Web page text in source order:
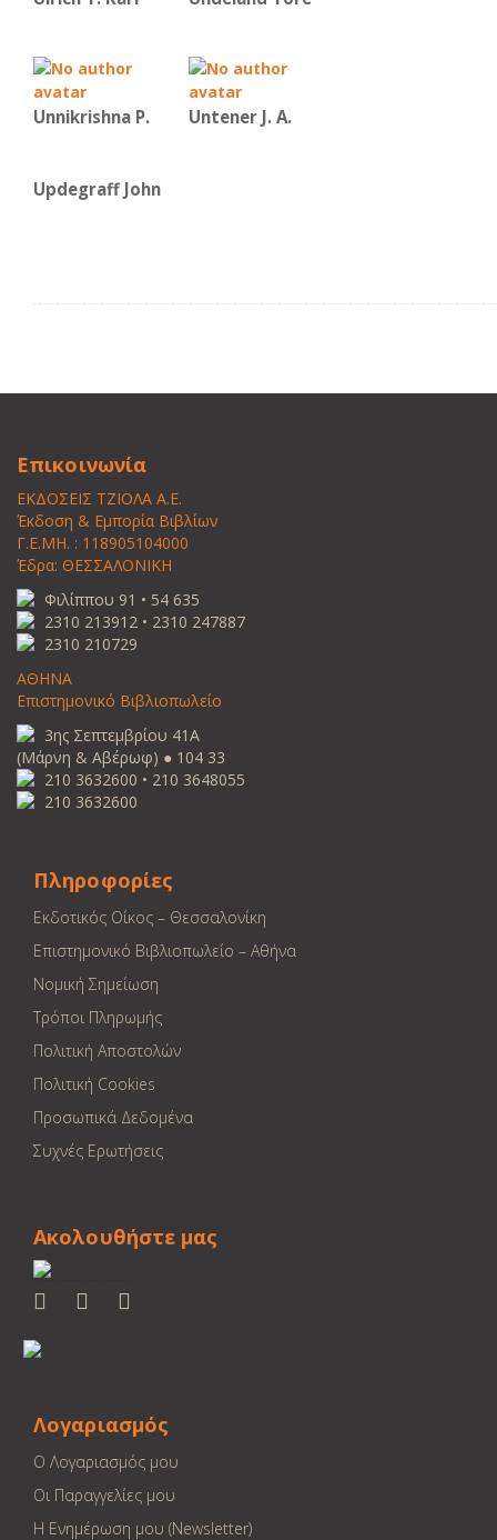
Unnikrishna P. Untener J. A.
Updegraff John
Επικοινωνία
ΕΚΔΟΣΕΙΣ ΤΖΙΟΛΑ Α.Ε.
Έκδοση & Εμπορία Βιβλίων
Γ.Ε.ΜΗ. : 118905104000
Έδρα: ΘΕΣΣΑΛΟΝΙΚΗ
Φιλίππου 91 • 54 635
2310 213912 • 2310 247887
2310 210729
ΑΘΗΝΑ
Επιστημονικό Βιβλιοπωλείο
3ης Σεπτεμβρίου 41Α
(Μάρνη & Αβέρωφ) ● 104 33
210 3632600 • 210 3648055
210 3632600
Πληροφορίες
Εκδοτικός Οίκος – Θεσσαλονίκη
Επιστημονικό Βιβλιοπωλείο – Αθήνα
Νομική Σημείωση
Τρόποι Πληρωμής
Πολιτική Αποστολών
Πολιτική Cookies
Προσωπικά Δεδομένα
Συχνές Ερωτήσεις
Ακολουθήστε μας
Λογαριασμός
Ο Λογαριασμός μου
Οι Παραγγελίες μου
Η Ενημέρωση μου (Newsletter)